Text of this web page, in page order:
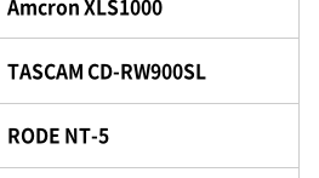
Amcron XLS1000
TASCAM CD-RW900SL
RODE NT-5